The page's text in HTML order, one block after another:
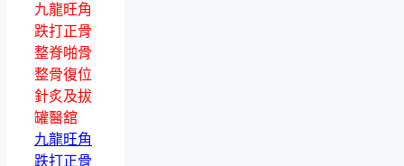
九龍旺角
跌打正骨
整脊啪骨
整骨復位
針炙及拔
罐醫舘
九龍旺角
跌打正骨